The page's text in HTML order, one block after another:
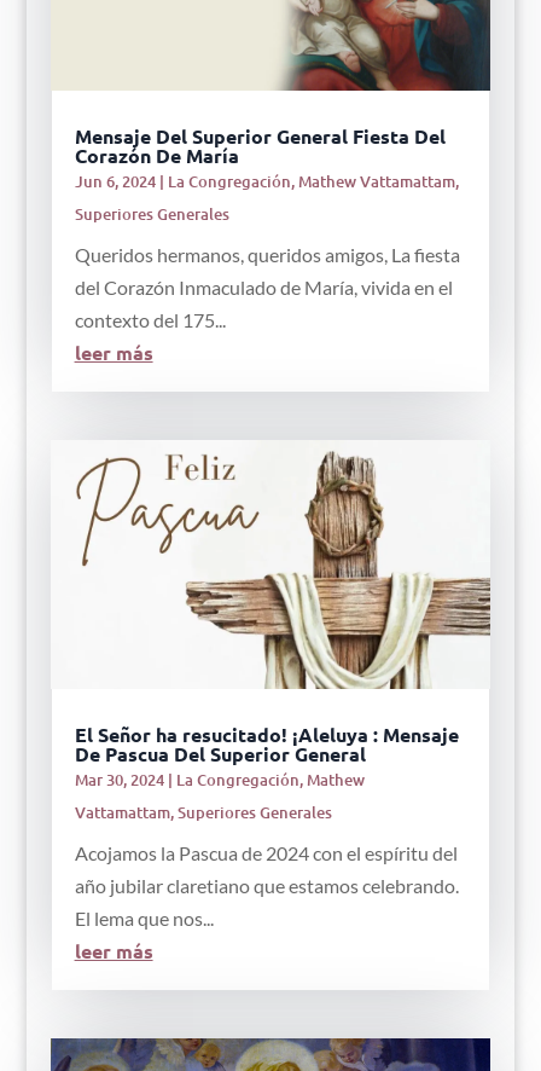
Mensaje Del Superior General Fiesta Del
Corazón De María
Jun 6, 2024| La Congregación,Mathew Vattamattam,
Superiores Generales
Queridos hermanos, queridos amigos, La fiesta
del Corazón Inmaculado de María, vivida en el
contexto del 175...
leer más
El Señor ha resucitado! ¡Aleluya : Mensaje
De Pascua Del Superior General
Mar 30, 2024| La Congregación,Mathew
Vattamattam,Superiores Generales
Acojamos la Pascua de 2024 con el espíritu del
año jubilar claretiano que estamos celebrando.
El lema que nos...
leer más